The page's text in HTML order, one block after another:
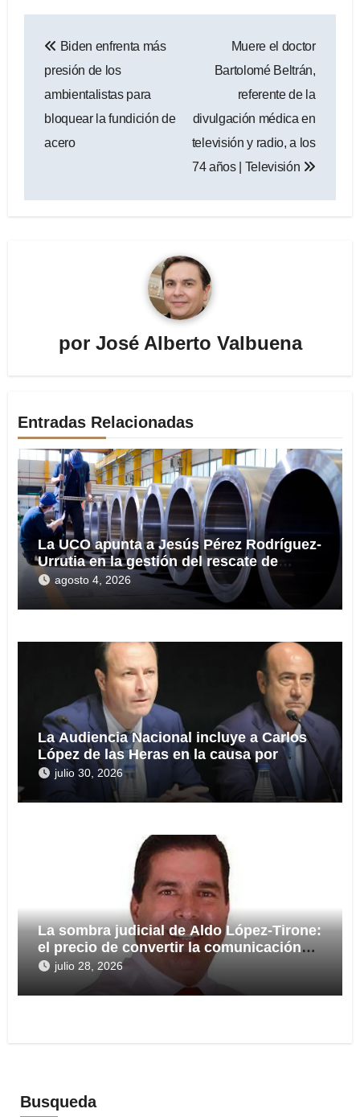
de
entradas
Biden enfrenta más
presión de los
ambientalistas para
bloquear la fundición de
acero
Muere el doctor
Bartolomé Beltrán,
referente de la
divulgación médica en
televisión y radio, a los
74 años | Televisión
por José Alberto Valbuena
Entradas Relacionadas
La UCO apunta a Jesús Pérez Rodríguez-
Urrutia en la gestión del rescate de
Tubos Reunidos
agosto 4, 2026
La Audiencia Nacional incluye a Carlos
López de las Heras en la causa por
presuntas irregularidades en el rescate
de 112,8 millones a Tubos Reunidos
julio 30, 2026
La sombra judicial de Aldo López-Tirone:
el precio de convertir la comunicación
en arma
julio 28, 2026
Busqueda